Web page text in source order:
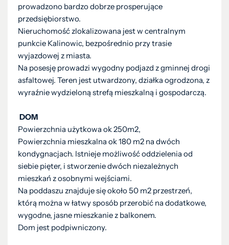
prowadzono bardzo dobrze prosperujące
przedsiębiorstwo.
Nieruchomość zlokalizowana jest w centralnym
punkcie Kalinowic, bezpośrednio przy trasie
wyjazdowej z miasta.
Na posesję prowadzi wygodny podjazd z gminnej drogi
asfaltowej. Teren jest utwardzony, działka ogrodzona, z
wyraźnie wydzieloną strefą mieszkalną i gospodarczą.
DOM
Powierzchnia użytkowa ok 250m2,
Powierzchnia mieszkalna ok 180 m2 na dwóch
kondygnacjach. Istnieje możliwość oddzielenia od
siebie pięter, i stworzenie dwóch niezależnych
mieszkań z osobnymi wejściami.
Na poddaszu znajduje się około 50 m2 przestrzeń,
którą można w łatwy sposób przerobić na dodatkowe,
wygodne, jasne mieszkanie z balkonem.
Dom jest podpiwniczony.